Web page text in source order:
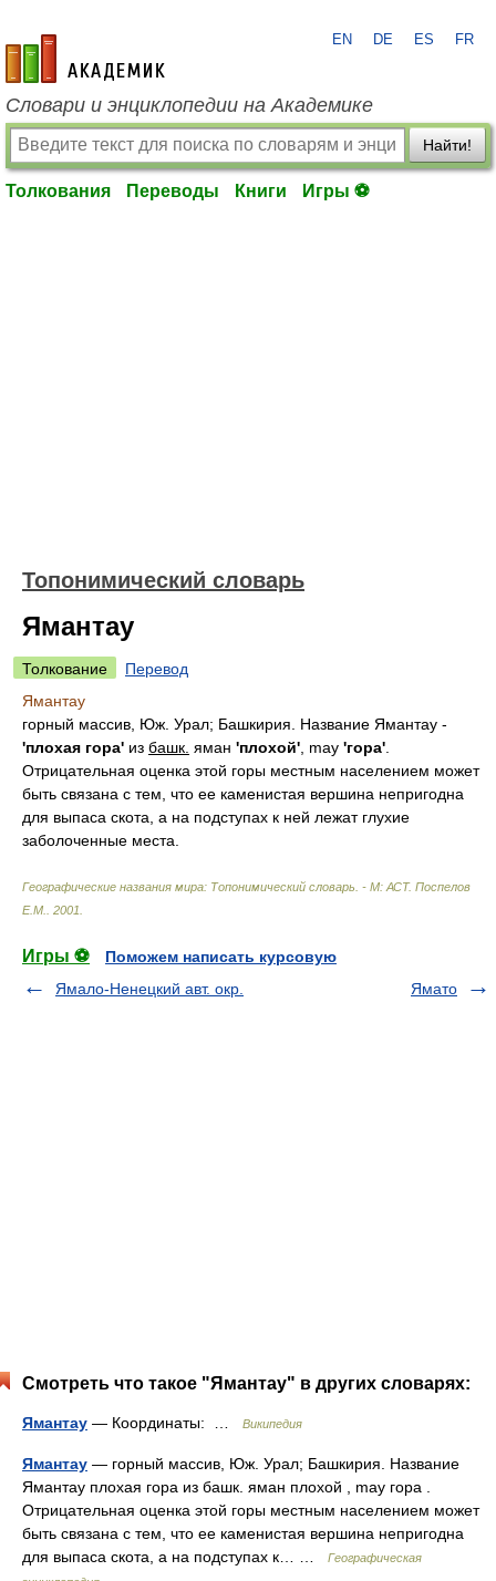
academic.ru
EN DE ES FR
Словари и энциклопедии на Академике
Найти!
Толкования Переводы Книги Игры ⚽
Топонимический словарь
Ямантау
Толкование
Перевод
Ямантау
горный массив, Юж. Урал; Башкирия. Название Ямантау -
'плохая гора' из башк. яман 'плохой' , may 'гора'
Отрицательная оценка этой горы местным населением может
быть связана с тем, что ее каменистая вершина непригодна
для выпаса скота, а на подступах к ней лежат глухие
заболоченные места.
Географические названия мира: Топонимический словарь. - М: АСТ. Поспелов
Е.М.
2001
Игры ⚽
Поможем написать курсовую
Ямало-Ненецкий авт. окр.
Ямато
Смотреть что такое "Ямантау" в других словарях:
Ямантау — Координаты: … Википедия
Ямантау — горный массив, Юж. Урал; Башкирия. Название
Ямантау плохая гора из башк. яман плохой , may гора .
Отрицательная оценка этой горы местным населением может
быть связана с тем, что ее каменистая вершина непригодна
для выпаса скота, а на подступах к… …
Географическая